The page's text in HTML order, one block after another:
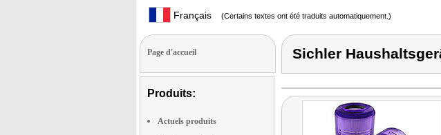
Français (Certains textes ont été traduits automatiquement.)
Page d'accueil
Produits:
Actuels produits
Sichler